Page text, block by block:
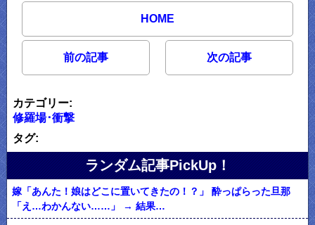
HOME
前の記事 次の記事
カテゴリー:
修羅場･衝撃
タグ:
ランダム記事PickUp！
嫁「あんた！娘はどこに置いてきたの！？」 酔っぱらった旦那
「え…わかんない……」 → 結果…